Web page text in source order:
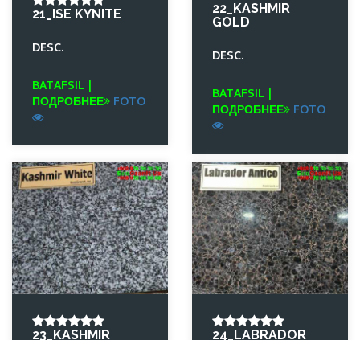
21_ISE KYNITE
DESC.
BATAFSIL |
ПОДРОБНЕЕ
FOTO
22_KASHMIR
GOLD
DESC.
BATAFSIL |
ПОДРОБНЕЕ
FOTO
23_KASHMIR 24_LABRADOR